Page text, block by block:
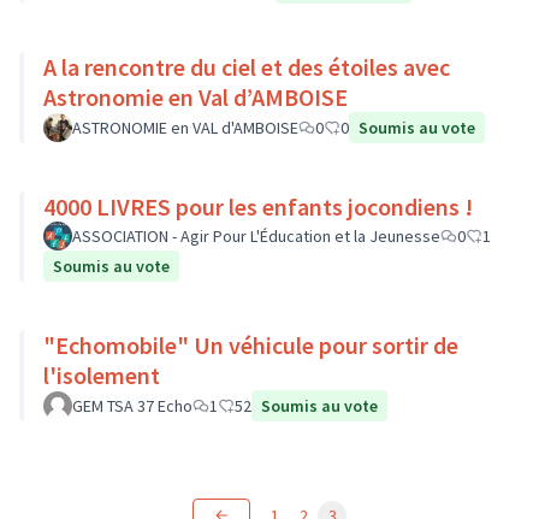
A la rencontre du ciel et des étoiles avec
Astronomie en Val d’AMBOISE
ASTRONOMIE en VAL d'AMBOISE 0 0 Soumis au vote
4000 LIVRES pour les enfants jocondiens !
ASSOCIATION - Agir Pour L'Éducation et la Jeunesse 0
1
Soumis au vote
"Echomobile" Un véhicule pour sortir de
l'isolement
GEM TSA 37 Echo 1 52 Soumis au vote